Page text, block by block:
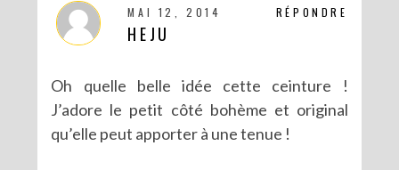
RÉPONDRE
MAI 12, 2014
HEJU
Oh quelle belle idée cette ceinture !
J’adore le petit côté bohème et original
qu’elle peut apporter à une tenue !